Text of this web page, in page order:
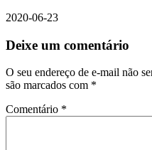
2020-06-23
Deixe um comentário
O seu endereço de e-mail não
são marcados com *
Comentário *